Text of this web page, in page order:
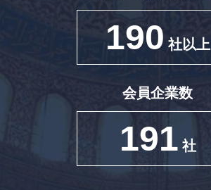
190 社以上
会員企業数
191 社